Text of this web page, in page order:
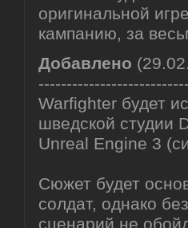
оригинальной
кампанию, за
Добавлено
Warfighter будет
шведской студии
Unreal Engine 3
Сюжет будет
солдат, однако
сценарий не